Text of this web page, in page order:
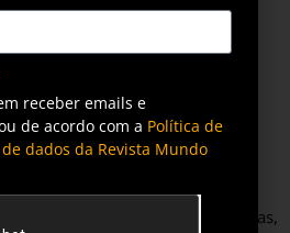
desenvolveu o SolaX Trene e o
para estabelecimentos de
de alta capacidade,
eficientes, o que
custos de eletricidade.
para pequenas e médias empresas,
receber emails e
de acordo com a Política de
dados da Revista Mundo